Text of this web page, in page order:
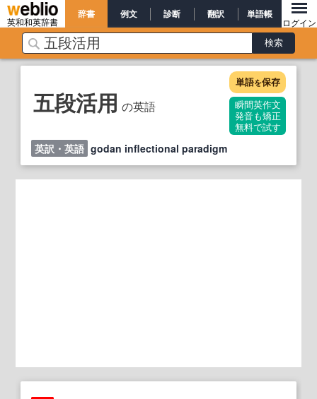
英和和英辞書
辞書 例文 診断 翻訳 単語帳
ログイン
五段活用 の英語
単語を保存
瞬間英作文
発音も矯正
無料で試す
英訳・英語 godan inflectional paradigm